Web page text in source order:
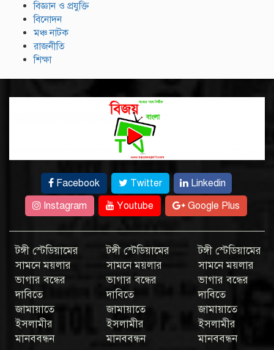
বিজ্ঞান ও প্রযুক্তি
বিনোদন
মঞ্চ নাটক
রাজনীতি
শিক্ষা
Facebook Twitter
Linkedin
Instagram
Youtube Google Plus
টঙ্গী স্টেডিয়ামের
সামনে ময়লার
ভাগার বন্ধের
দাবিতে
জামায়াতে
ইসলামীর
মানববন্ধন
টঙ্গী স্টেডিয়ামের
সামনে ময়লার
ভাগার বন্ধের
দাবিতে
জামায়াতে
ইসলামীর
মানববন্ধন
টঙ্গী স্টেডিয়ামের
সামনে ময়লার
ভাগার বন্ধের
দাবিতে
জামায়াতে
ইসলামীর
মানববন্ধন